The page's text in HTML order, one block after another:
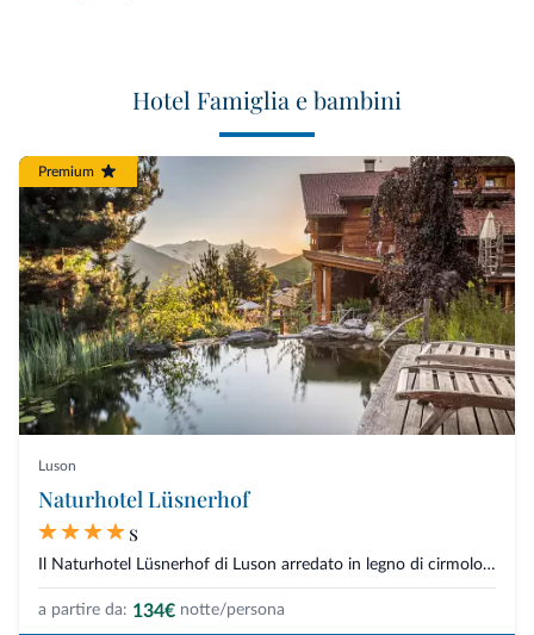
Hotel Famiglia e bambini
Premium
Luson
Naturhotel Lüsnerhof
s
Il Naturhotel Lüsnerhof di Luson arredato in legno di cirmolo, abete rosso...
a partire da: 134€ notte/persona